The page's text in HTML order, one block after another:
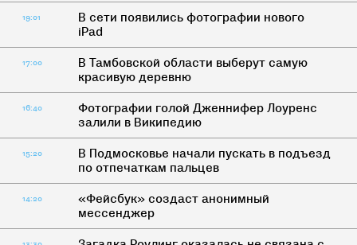
19:01
В сети появились фотографии нового
iPad
17:00
В Тамбовской области выберут самую
красивую деревню
16:40
Фотографии голой Дженнифер Лоуренс
залили в Википедию
15:20
В Подмосковье начали пускать в подъезд
по отпечаткам пальцев
14:20
«Фейсбук» создаст анонимный
мессенджер